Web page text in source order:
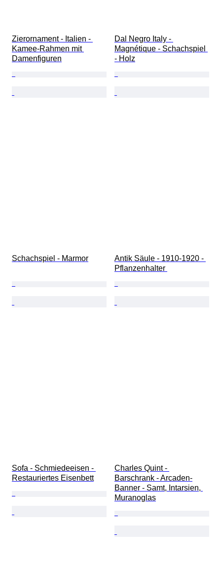
Zierornament - Italien -
Kamee-Rahmen mit
Damenfiguren
Dal Negro Italy -
Magnétique - Schachspiel
- Holz
Schachspiel - Marmor
Antik Säule - 1910-1920 -
Pflanzenhalter
Sofa - Schmiedeeisen -
Restauriertes Eisenbett
Charles Quint -
Barschrank - Arcaden-
Banner - Samt, Intarsien,
Muranoglas